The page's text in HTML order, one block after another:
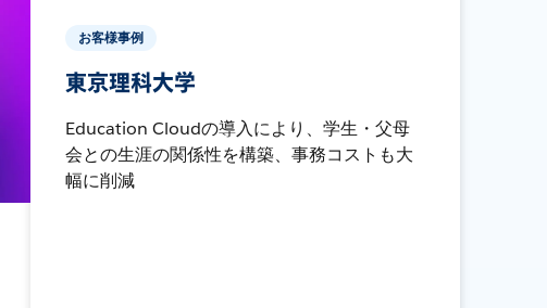
お客様事例
東京理科大学
Education Cloudの導入により、学生・父母
会との生涯の関係性を構築、事務コストも大
幅に削減